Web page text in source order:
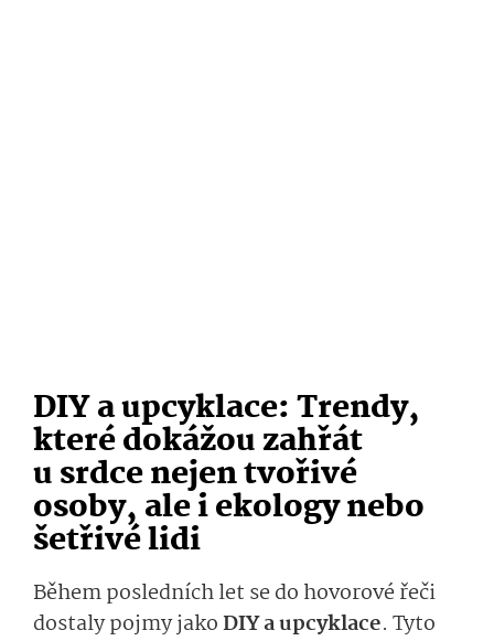
DIY a upcyklace: Trendy,
které dokážou zahřát
u srdce nejen tvořivé
osoby, ale i ekology nebo
šetřivé lidi
Během posledních let se do hovorové řeči
dostaly pojmy jakoDIY a upcyklace. Tyto